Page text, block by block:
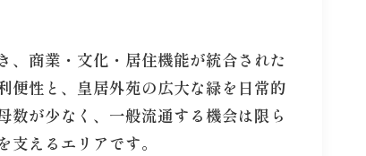
、商業・文化・居住機能が統合された
便性と、皇居外苑の広大な緑を日常的
数が少なく、一般流通する機会は限ら
えるエリアです。